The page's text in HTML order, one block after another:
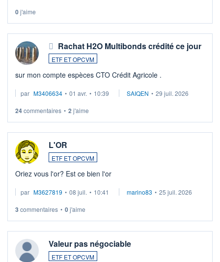
0j'aime
Rachat H2O Multibonds crédité ce jour
ETF ET OPCVM
sur mon compte espèces CTO Crédit Agricole .
par M3406634 • 01 avr. • 10:39 SAIQEN • 29 juil. 2026
24commentaires • 2 j'aime
L'OR
ETF ET OPCVM
Oriez vous l'or? Est ce bien l'or
par M3627819 • 08 juil. • 10:41 marino83 • 25 juil. 2026
3 commentaires • 0j'aime
Valeur pas négociable
ETF ET OPCVM